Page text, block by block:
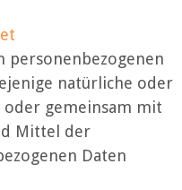
personenbezogenen
natürliche oder
oder gemeinsam mit
Mittel der
Daten